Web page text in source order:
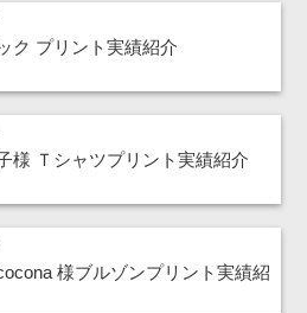
ク プリント実績紹介
様 Ｔシャツプリント実績紹介
様ブルゾンプリント実績紹